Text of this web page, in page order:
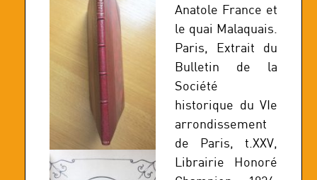
Anatole France et
le quai Malaquais.
Paris, Extrait du
Bulletin de la
Société
historique du VIe
arrondissement
de Paris, t.XXV,
Librairie Honoré